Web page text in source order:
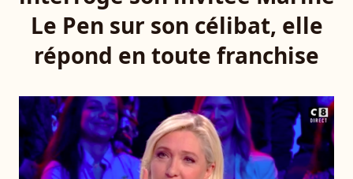
Le Pen sur son célibat, elle
répond en toute franchise